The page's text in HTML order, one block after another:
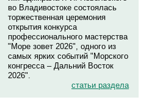
во Владивостоке состоялась
торжественная церемония
открытия конкурса
профессионального мастерства
"Море зовет 2026", одного из
самых ярких событий "Морского
конгресса – Дальний Восток
2026".
статьи раздела